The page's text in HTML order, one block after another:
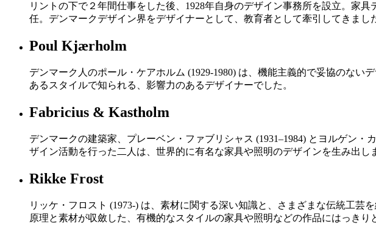
リントの下で２年間仕事をした後、1928年自身のデザイン事務所を設立。家
任。デンマークデザイン界をデザイナーとして、教育者として牽引してきまし
Poul Kjærholm
デンマーク人のポール・ケアホルム (1929-1980) は、機能主義的で妥協のな
あるスタイルで知られる、影響力のあるデザイナーでした。
Fabricius & Kastholm
デンマークの建築家、プレーベン・ファブリシャス (1931–1984) とヨルゲン
ザイン活動を行った二人は、世界的に有名な家具や照明のデザインを生み出し
Rikke Frost
リッケ・フロスト (1973-) は、素材に関する深い知識と、さまざまな伝統工
原理と素材が収斂した、有機的なスタイルの家具や照明などの作品にはっきり